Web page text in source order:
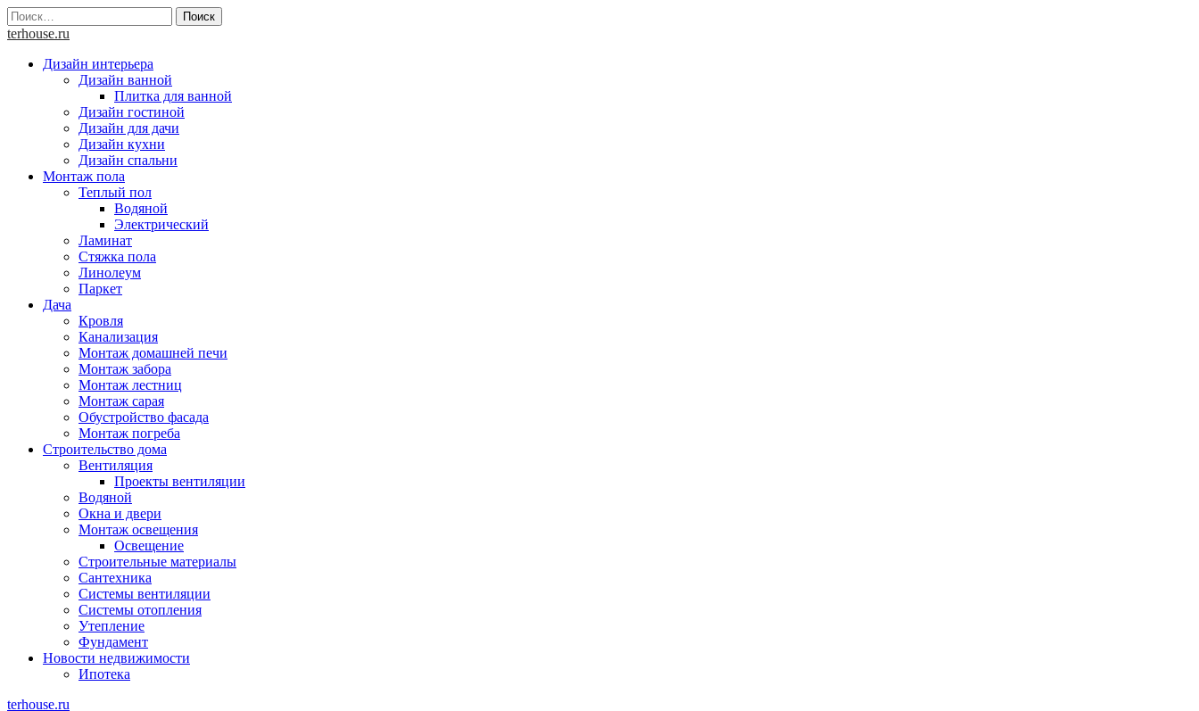
Skip
to
Найти:
terhouse.ru
Дизайн интерьера
Дизайн ванной
Плитка для ванной
Дизайн гостиной
Дизайн для дачи
Дизайн кухни
Дизайн спальни
Монтаж пола
Теплый пол
Водяной
Электрический
Ламинат
Стяжка пола
Линолеум
Паркет
Дача
Кровля
Канализация
Монтаж домашней печи
Монтаж забора
Монтаж лестниц
Монтаж сарая
Обустройство фасада
Монтаж погреба
Строительство дома
Вентиляция
Проекты вентиляции
Водяной
Окна и двери
Монтаж освещения
Освещение
Строительные материалы
Сантехника
Системы вентиляции
Системы отопления
Утепление
Фундамент
Новости недвижимости
Ипотека
terhouse.ru